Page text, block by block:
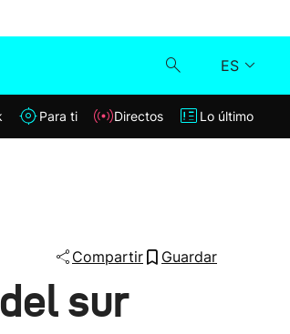
ES
Klisk
Para ti Directos Lo último
Compartir Guardar
sur